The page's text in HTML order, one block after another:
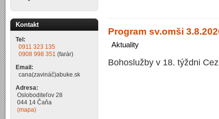
Program sv.omši
Aktuality
Bohoslužby v 18. týždni
Kontakt
Tel:
0911 323 135
0908 998 351 (farár)
Email:
cana(zavináč)abuke.sk
Adresa:
Osloboditeľov 28
044 14 Čaňa
(mapa)